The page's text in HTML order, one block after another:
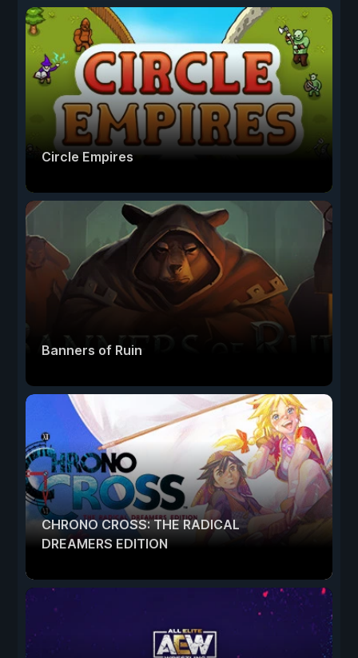
Circle Empires
Banners of Ruin
CHRONO CROSS: THE RADICAL
DREAMERS EDITION